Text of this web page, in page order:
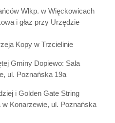
Wlkp. w Więckowicach
i głaz przy Urzędzie
Kopy w Trzcielinie
Gminy Dopiewo: Sala
ul. Poznańska 19a
i Golden Gate String
w Konarzewie, ul. Poznańska